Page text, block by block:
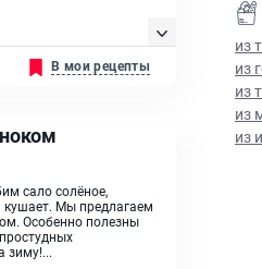
В мои рецепты
сало солёное,
кушает. Мы предлагаем
Особенно полезны
зиму!...
из
из
из
из
из